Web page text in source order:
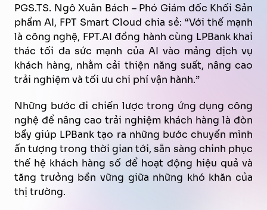
PGS.TS. Ngô Xuân Bách – Phó Giám đốc Khối Sản
phẩm AI, FPT Smart Cloud chia sẻ: “Với thế mạnh
là công nghệ, FPT.AI đồng hành cùng LPBank khai
thác tối đa sức mạnh của AI vào mảng dịch vụ
khách hàng, nhằm cải thiện năng suất, nâng cao
trải nghiệm và tối ưu chi phí vận hành.”
Những bước đi chiến lược trong ứng dụng công
nghệ để nâng cao trải nghiệm khách hàng là đòn
bẩy giúp LPBank tạo ra những bước chuyển mình
ấn tượng trong thời gian tới, sẵn sàng chinh phục
thế hệ khách hàng số để hoạt động hiệu quả và
tăng trưởng bền vững giữa những khó khăn của
thị trường.